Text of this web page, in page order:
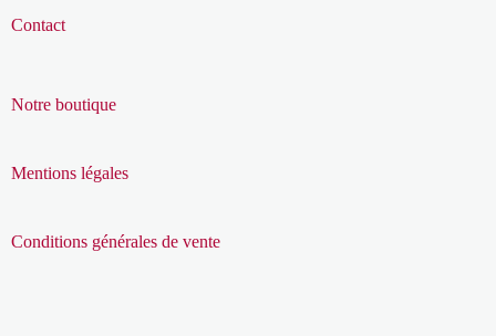
Contact
Notre boutique
Mentions légales
Conditions générales de vente